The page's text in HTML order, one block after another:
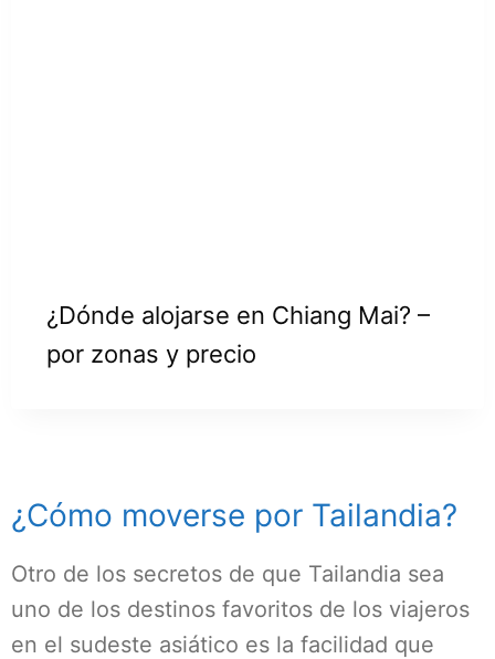
¿Dónde alojarse en Chiang Mai? –
por zonas y precio
¿Cómo moverse por Tailandia?
Otro de los secretos de que Tailandia sea
uno de los destinos favoritos de los viajeros
en el sudeste asiático es la facilidad que